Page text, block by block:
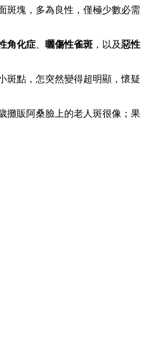
斑塊，多為良性，僅極少數必需
角化症 曬傷性雀斑 ，以及惡性
斑點，怎突然變得超明顯，懷疑
攤販阿桑臉上的老人斑很像；果